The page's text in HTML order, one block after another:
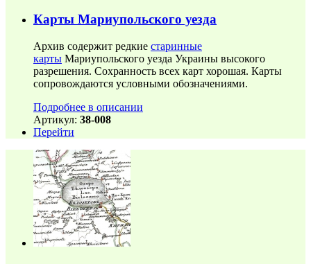
Карты Мариупольского уезда
Архив содержит редкие старинные
карты Мариупольского уезда Украины высокого
разрешения. Сохранность всех карт хорошая. Карты
сопровождаются условными обозначениями.
Подробнее в описании
Артикул: 38-008
Перейти